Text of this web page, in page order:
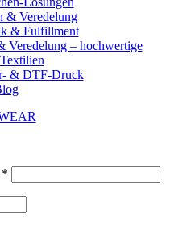
& Veredelung
& Fulfillment
Veredelung – hochwertige
Textilien
& DTF-Druck
*